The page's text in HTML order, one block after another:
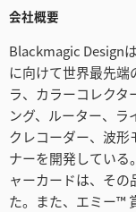
会社概要
Blackmagic Design
に向けて世界最先端
ラ、カラーコレクタ
ング、ルーター、ラ
クレコーダー、波形
ナーを開発してい
ャーカードは、そ
た。また、エミー™